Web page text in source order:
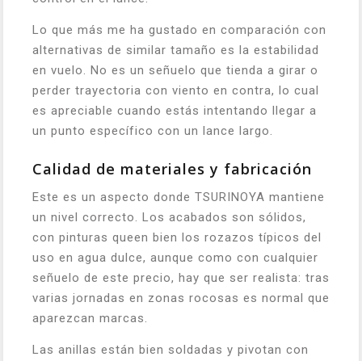
Lo que más me ha gustado en comparación con
alternativas de similar tamaño es la estabilidad
en vuelo. No es un señuelo que tienda a girar o
perder trayectoria con viento en contra, lo cual
es apreciable cuando estás intentando llegar a
un punto específico con un lance largo.
Calidad de materiales y fabricación
Este es un aspecto donde TSURINOYA mantiene
un nivel correcto. Los acabados son sólidos,
con pinturas queen bien los rozazos típicos del
uso en agua dulce, aunque como con cualquier
señuelo de este precio, hay que ser realista: tras
varias jornadas en zonas rocosas es normal que
aparezcan marcas.
Las anillas están bien soldadas y pivotan con